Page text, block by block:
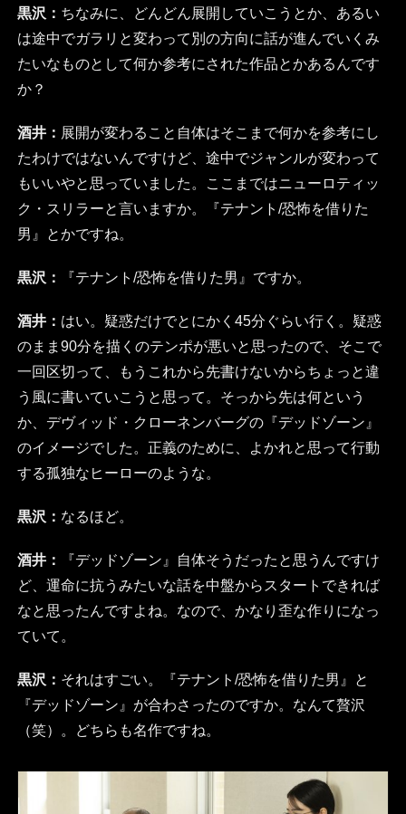
黒沢： ちなみに、どんどん展開していこうとか、あるい
は途中でガラリと変わって別の方向に話が進んでいくみ
たいなものとして何か参考にされた作品とかあるんです
か？
酒井： 展開が変わること自体はそこまで何かを参考にし
たわけではないんですけど、途中でジャンルが変わって
もいいやと思っていました。ここまではニューロティッ
ク・スリラーと言いますか。『テナント/恐怖を借りた
男』とかですね。
黒沢： 『テナント/恐怖を借りた男』ですか。
酒井： はい。疑惑だけでとにかく45分ぐらい行く。疑惑
のまま90分を描くのテンポが悪いと思ったので、そこで
一回区切って、もうこれから先書けないからちょっと違
う風に書いていこうと思って。そっから先は何という
か、デヴィッド・クローネンバーグの『デッドゾーン』
のイメージでした。正義のために、よかれと思って行動
する孤独なヒーローのような。
黒沢： なるほど。
酒井：
『デッドゾーン』自体そうだったと思うんですけ
ど、運命に抗うみたいな話を中盤からスタートできれば
なと思ったんですよね。なので、かなり歪な作りになっ
ていて。
黒沢： それはすごい。『テナント/恐怖を借りた男』と
『デッドゾーン』が合わさったのですか。なんて贅沢
（笑）。どちらも名作ですね。